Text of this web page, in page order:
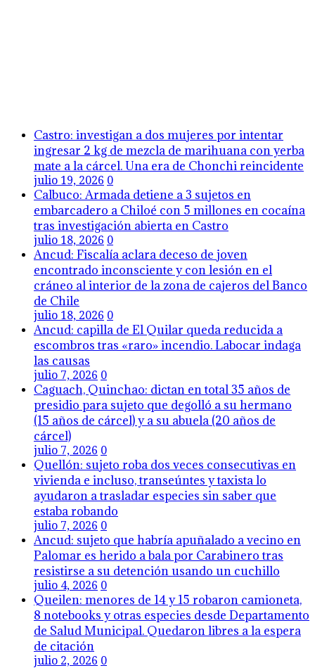
Castro: investigan a dos mujeres por intentar
ingresar 2 kg de mezcla de marihuana con yerba
mate a la cárcel. Una era de Chonchi reincidente
julio 19, 2026 0
Calbuco: Armada detiene a 3 sujetos en
embarcadero a Chiloé con 5 millones en cocaína
tras investigación abierta en Castro
julio 18, 2026 0
Ancud: Fiscalía aclara deceso de joven
encontrado inconsciente y con lesión en el
cráneo al interior de la zona de cajeros del Banco
de Chile
julio 18, 2026 0
Ancud: capilla de El Quilar queda reducida a
escombros tras «raro» incendio. Labocar indaga
las causas
julio 7, 2026 0
Caguach, Quinchao: dictan en total 35 años de
presidio para sujeto que degolló a su hermano
(15 años de cárcel) y a su abuela (20 años de
cárcel)
julio 7, 2026 0
Quellón: sujeto roba dos veces consecutivas en
vivienda e incluso, transeúntes y taxista lo
ayudaron a trasladar especies sin saber que
estaba robando
julio 7, 2026 0
Ancud: sujeto que habría apuñalado a vecino en
Palomar es herido a bala por Carabinero tras
resistirse a su detención usando un cuchillo
julio 4, 2026 0
Queilen: menores de 14 y 15 robaron camioneta,
8 notebooks y otras especies desde Departamento
de Salud Municipal. Quedaron libres a la espera
de citación
julio 2, 2026 0